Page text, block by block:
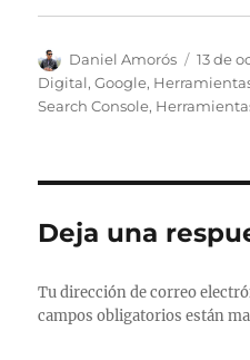
A
u
t
Daniel Amorós
P
u
b
o
l
13 de
Digital,Google,
Search Console,
Deja una
Tu dirección de correo
campos obligatorios están